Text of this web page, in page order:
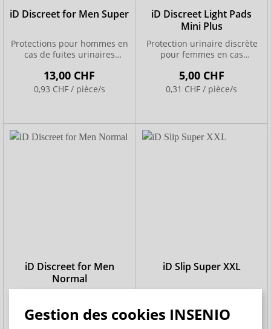
iD Discreet for Men Super
Protections pour hommes en
cas de fuites urinaires
13,00 CHF
0,93 CHF / pièce/s
iD Discreet Light Pads
Mini Plus
Protection urinaire discrète
pour femmes en cas
5,00 CHF
0,31 CHF / pièce/s
iD Discreet for Men
Normal
hommes en cas de fuites
légères
iD Slip Super XXL
personnes en surpoids
Gestion des cookies INSENIO